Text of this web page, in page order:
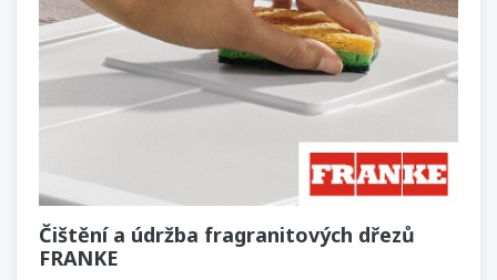
Čištění a údržba fragranitových dřezů
FRANKE